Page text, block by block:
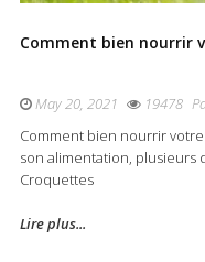
Comment bien nourrir
May 20, 2021 19478
Comment bien nourrir
son alimentation, plusieurs
Croquettes
Lire plus...